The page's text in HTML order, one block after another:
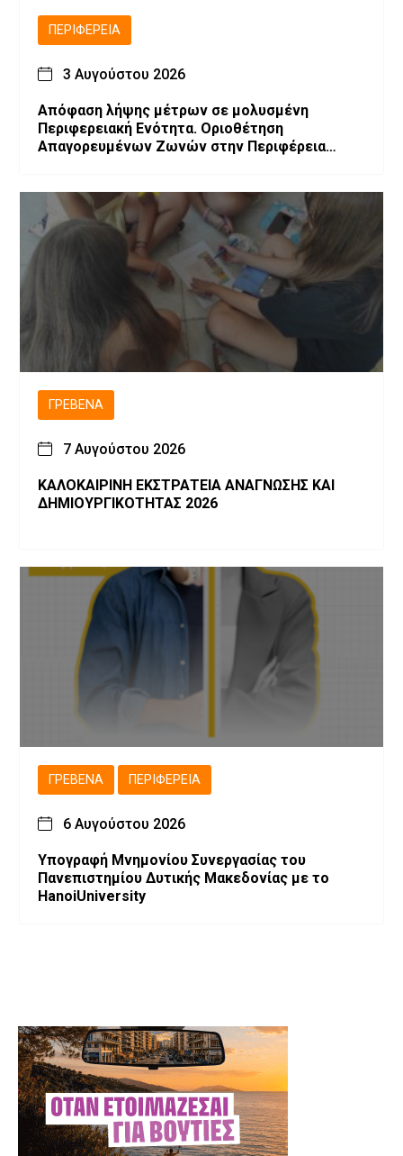
ΠΕΡΙΦΈΡΕΙΑ
3 Αυγούστου 2026
Απόφαση λήψης μέτρων σε μολυσμένη
Περιφερειακή Ενότητα. Οριοθέτηση
Απαγορευμένων Ζωνών στην Περιφέρεια
ΓΡΕΒΕΝΆ
7 Αυγούστου 2026
ΚΑΛΟΚΑΙΡΙΝΗ ΕΚΣΤΡΑΤΕΙΑ ΑΝΑΓΝΩΣΗΣ ΚΑΙ
ΔΗΜΙΟΥΡΓΙΚΟΤΗΤΑΣ 2026
ΓΡΕΒΕΝΆ ΠΕΡΙΦΈΡΕΙΑ
6 Αυγούστου 2026
Υπογραφή Μνημονίου Συνεργασίας του
Πανεπιστημίου Δυτικής Μακεδονίας με το
HanoiUniversity